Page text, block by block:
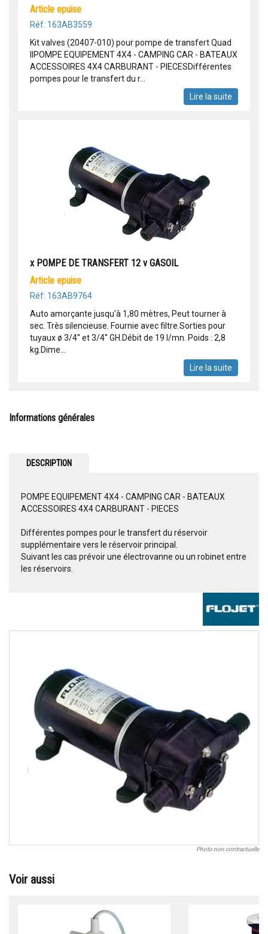
article epuise
Réf: 163AB3559
Kit valves (20407-010) pour pompe de transfert Quad
IIPOMPE EQUIPEMENT 4X4 - CAMPING CAR - BATEAUX
ACCESSOIRES 4X4 CARBURANT - PIECESDifférentes
pompes pour le transfert du r...
Lire la suite
x POMPE DE TRANSFERT 12 v GASOIL
article epuise
Réf: 163AB9764
Auto amorçante jusqu'à 1,80 mètres, Peut tourner à
sec. Très silencieuse. Fournie avec filtre.Sorties pour
tuyaux ø 3/4'' et 3/4'' GH.Débit de 19 l/mn. Poids : 2,8
kg.Dime...
Lire la suite
Informations générales
DESCRIPTION
POMPE EQUIPEMENT 4X4 - CAMPING CAR - BATEAUX
ACCESSOIRES 4X4 CARBURANT - PIECES
Différentes pompes pour le transfert du réservoir
supplémentaire vers le réservoir principal.
Suivant les cas prévoir une électrovanne ou un robinet entre
les réservoirs.
Photo non contractuelle
Voir aussi